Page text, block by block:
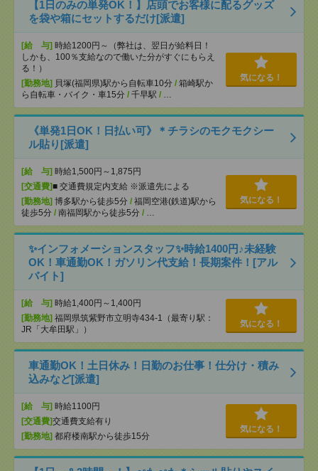
【1日のみの単発OK！】店頭でお客様に配るグッズ
を袋や箱にセットするだけ[派遣]
[給 与] 時給1200円～（弊社は、翌日が給料日！
しかも、100％支給なので働いた分がすぐにもらえ
る！）
[勤務地] 貝塚(福岡県)駅から自転車10分 / 箱崎駅か
ら自転車・バイク・車15分 / 千早駅 / …
気になる！
《単発1日OK！日払い可》＊チラシのモクモクシー
ル貼り[派遣]
[給 与] 時給1,500円～1,875円
[交通費]■ 交通費規定内支給 ※派遣先による
[勤務地] 博多駅から徒歩5分 / 福岡空港(鉄道)駅から
徒歩5分 / 南福岡駅から徒歩5分 / …
気になる！
✨インフォメーションスタッフ✨時給1400円♪未経験
OK！車通勤OK！ガソリン代支給！長期案件！[アル
バイト]
[給 与] 時給1,400円～1,400円
[勤務地] 福岡県筑紫野市立明寺434-1（最寄り駅：
JR「大牟田駅」）
気になる！
車通勤OK！土日休み！日勤のお仕事！仕分け・積み
込みなど[派遣]
[給 与] 時給1100円
[交通費]交通費支給有り
[勤務地] 都府楼南駅から徒歩15分
気になる！